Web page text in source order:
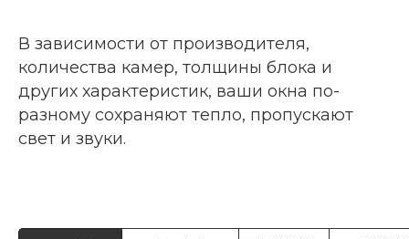
В зависимости от производителя,
количества камер, толщины блока и
других характеристик, ваши окна по-
разному сохраняют тепло, пропускают
свет и звуки.